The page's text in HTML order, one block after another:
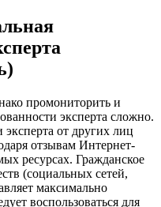
промониторить и
эксперта сложно.
от других лиц
отзывам Интернет-
ресурсах. Гражданское
(социальных сетей,
максимально
воспользоваться для